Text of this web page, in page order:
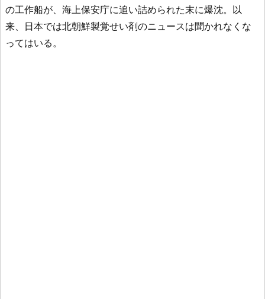
の工作船が、海上保安庁に追い詰められた末に爆沈。以
来、日本では北朝鮮製覚せい剤のニュースは聞かれなくな
ってはいる。